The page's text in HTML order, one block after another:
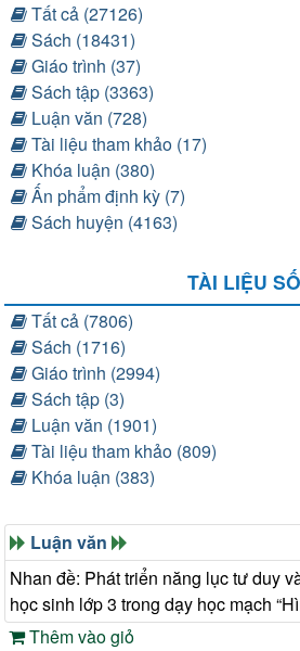
Tất cả (27126)
Sách (18431)
Giáo trình (37)
Sách tập (3363)
Luận văn (728)
Tài liệu tham khảo (17)
Khóa luận (380)
Ấn phẩm định kỳ (7)
Sách huyện (4163)
TÀI LIỆU SỐ
Tất cả (7806)
Sách (1716)
Giáo trình (2994)
Sách tập (3)
Luận văn (1901)
Tài liệu tham khảo (809)
Khóa luận (383)
Luận văn
Nhan đề: Phát triển năng lục tư duy
học sinh lớp 3 trong dạy học mạch
Thêm vào giỏ